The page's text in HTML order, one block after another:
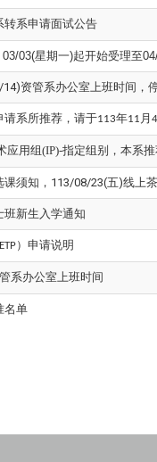
转系申请面试公告
03(星期一)起开始受理至
资管系办公室上班时间，
请系所推荐，请于113年11 月 4
应用组(IP)-指定组别，本系
须知，113/08/23(五)线上
班新生入学通知
ETP）申请说明
系办公室上班时间
名单